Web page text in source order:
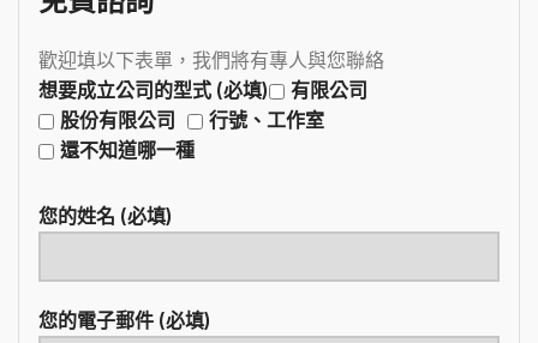
歡迎填以下表單，我們將有專人與您聯絡
想要成立公司的型式 (必填)
有限公司
股份有限公司
行號、工作室
還不知道哪一種
您的姓名 (必填)
您的電子郵件 (必填)